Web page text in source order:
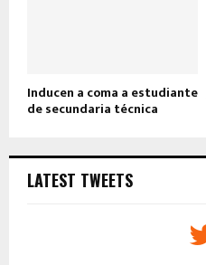
Inducen a coma a estudiante
de secundaria técnica
LATEST TWEETS